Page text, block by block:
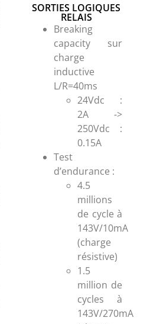
SORTIES LOGIQUES
RELAIS
Breaking
capacity sur
charge
inductive
L/R=40ms
24Vdc :
2A ->
250Vdc :
0.15A
Test
d’endurance :
4.5
millions
de cycle à
143V/10mA
(charge
résistive)
1.5
million de
cycles à
143V/270mA